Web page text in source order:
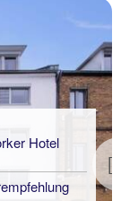
Hotel